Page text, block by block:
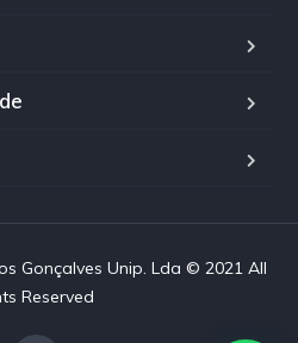
Gonçalves Unip. Lda © 2021 All
Reserved